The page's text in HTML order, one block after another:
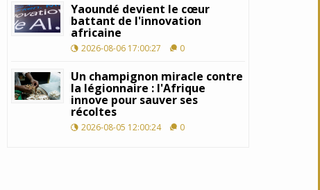
Yaoundé devient le cœur
battant de l'innovation
africaine
2026-08-06 17:00:27 0
Un champignon miracle contre
la légionnaire : l'Afrique
innove pour sauver ses
récoltes
2026-08-05 12:00:24 0